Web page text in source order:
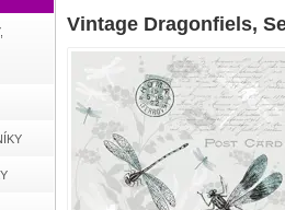
Vintage Dragonfiels,